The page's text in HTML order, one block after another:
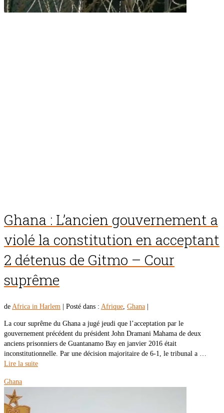
Ghana : L’ancien gouvernement a
violé la constitution en acceptant
2 détenus de Gitmo – Cour
suprême
de Africa in Harlem Posté dans : Afrique, Ghana
La cour suprême du Ghana a jugé jeudi que l’acceptation par le
gouvernement précédent du président John Dramani Mahama de deux
anciens prisonniers de Guantanamo Bay en janvier 2016 était
inconstitutionnelle. Par une décision majoritaire de 6-1, le tribunal a …
Lire la suite
Ghana